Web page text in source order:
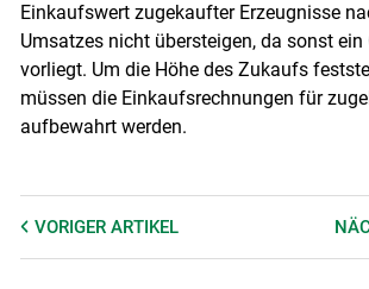
Einkaufswert zugekaufter Erzeugnisse
Umsatzes nicht übersteigen, da sonst ein
vorliegt. Um die Höhe des Zukaufs
müssen die Einkaufsrechnungen für
aufbewahrt werden.
VORIGER ARTIKEL